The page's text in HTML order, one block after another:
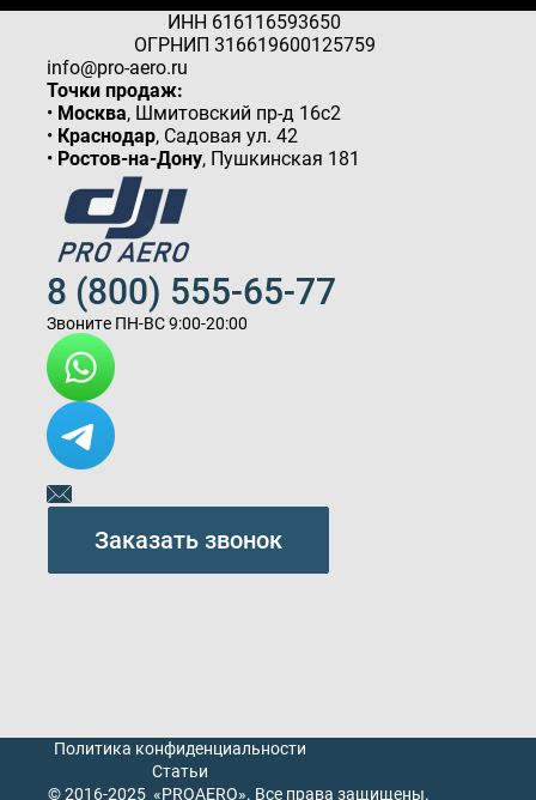
ИНН 616116593650
ОГРНИП 316619600125759
info@pro-aero.ru
Точки продаж:
Москва, Шмитовский пр-д 16с2
Краснодар, Садовая ул. 42
Ростов-на-Дону, Пушкинская 181
8 (800) 555-65-77
Звоните ПН-ВС 9:00-20:00
Заказать звонок
Политика конфиденциальности
Статьи
© 2016-2025 «PROAERO». Все права защищены.